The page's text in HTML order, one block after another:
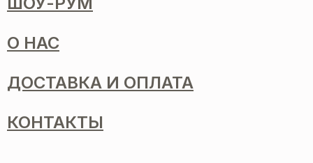
О НАС
ДОСТАВКА И ОПЛАТА
КОНТАКТЫ